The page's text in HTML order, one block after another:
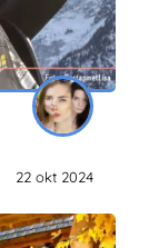
22 okt 2024